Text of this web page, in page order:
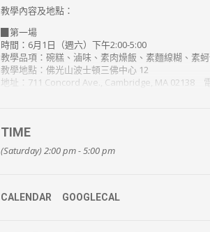
教學內容及地點：
▉第一場
時間：6月1日（週六）下午2:00-5:00
教學品項：碗糕、滷味、素肉燥飯、素麵線糊、素
教學地點：佛光山波士頓三佛中心 12
地址：711 Concord Ave., Cambridge, MA 02138
教學品項: 素燒獅子頭、佛歡喜(素食佛跳牆)、糖醋
地址：15 Summer St., Newton, MA 02464 電話：
TIME
(Saturday) 2:00 pm - 5:00 pm
CALENDAR GOOGLECAL